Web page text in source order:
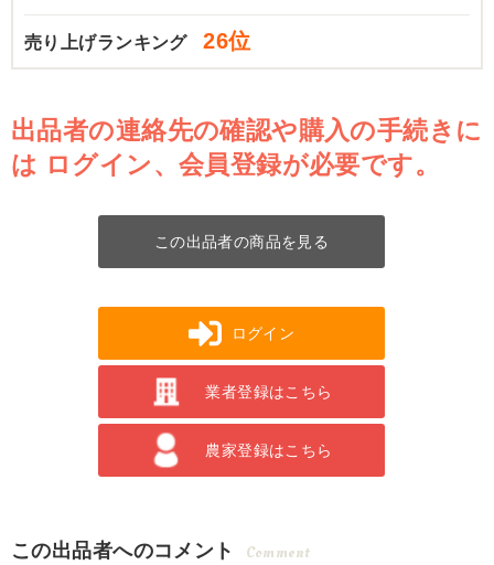
売り上げランキング 26位
出品者の連絡先の確認や購入の手続きに
は ログイン、会員登録が必要です。
この出品者の商品を見る
ログイン
業者登録はこちら
農家登録はこちら
この出品者へのコメント Comment